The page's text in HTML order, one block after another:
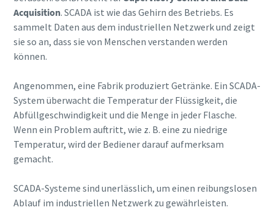
Entdecken Sie, wie Sie einen effizienteren pneumatischen
Förderprozess schaffen können.
Erfahren Sie mehr
Acquisition. SCADA ist wie das Gehirn des Betriebs. Es
sammelt Daten aus dem industriellen Netzwerk und zeigt
sie so an, dass sie von Menschen verstanden werden
können.
Angenommen, eine Fabrik produziert Getränke. Ein SCADA-
System überwacht die Temperatur der Flüssigkeit, die
Abfüllgeschwindigkeit und die Menge in jeder Flasche.
Wenn ein Problem auftritt, wie z. B. eine zu niedrige
Temperatur, wird der Bediener darauf aufmerksam
gemacht.
SCADA-Systeme sind unerlässlich, um einen reibungslosen
Ablauf im industriellen Netzwerk zu gewährleisten.